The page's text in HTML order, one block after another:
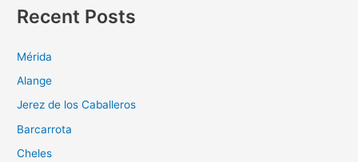
Recent Posts
Mérida
Alange
Jerez de los Caballeros
Barcarrota
Cheles